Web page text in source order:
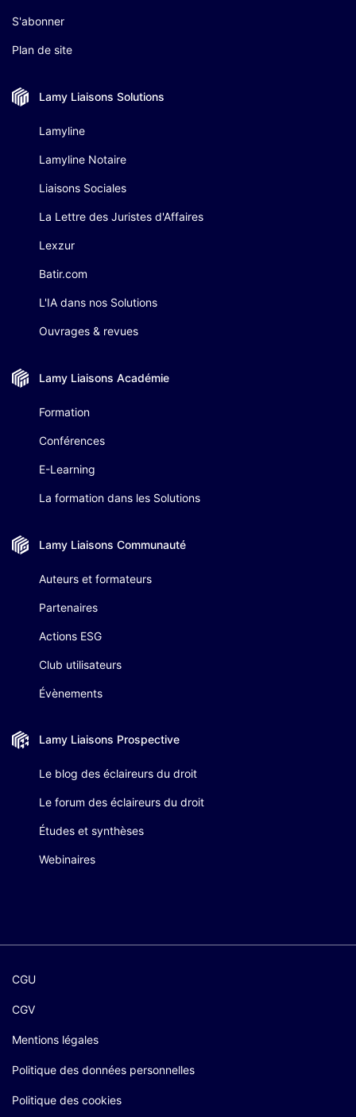
S'abonner
Plan de site
Lamy Liaisons Solutions
Lamyline
Lamyline Notaire
Liaisons Sociales
La Lettre des Juristes d'Affaires
Lexzur
Batir.com
L'IA dans nos Solutions
Ouvrages & revues
Lamy Liaisons Académie
Formation
Conférences
E-Learning
La formation dans les Solutions
Lamy Liaisons Communauté
Auteurs et formateurs
Partenaires
Actions ESG
Club utilisateurs
Évènements
Lamy Liaisons Prospective
Le blog des éclaireurs du droit
Le forum des éclaireurs du droit
Études et synthèses
Webinaires
CGU
CGV
Mentions légales
Politique des données personnelles
Politique des cookies